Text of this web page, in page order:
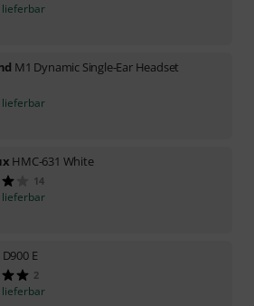
lieferbar
M1 Dynamic Single-Ear Headset
lieferbar
HMC-631 White
14
lieferbar
D900 E
2
lieferbar